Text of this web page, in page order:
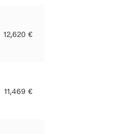
12,620 €
11,469 €